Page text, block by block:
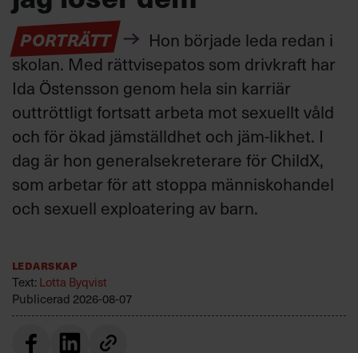
PORTRÄTT
Hon började leda redan i
skolan. Med rättvisepatos som drivkraft har
Ida Östensson genom hela sin karriär
outtröttligt fortsatt arbeta mot sexuellt våld
och för ökad jämställdhet och jäm-likhet. I
dag är hon generalsekreterare för ChildX,
som arbetar för att stoppa människohandel
och sexuell exploatering av barn.
Ledarskap
Text: Lotta Byqvist
Publicerad 2026-08-07